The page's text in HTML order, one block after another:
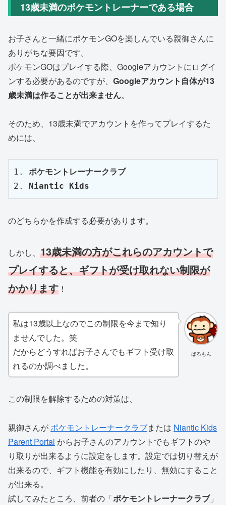
13歳未満のポケモントレーナーである場合
お子さんと一緒にポケモンGOを楽しんでいる親御さんに
ありがちな要因です。
ポケモンGOはプレイする際、Googleアカウントにログイ
ンする必要があるのですが、 Googleアカウント自体が13
歳未満は作ることが出来ません。
そのため、13歳未満でアカウントを作ってプレイするた
めには、
1. ポケモントレーナークラブ
2.
Niantic Kids
のどちらかを作成する必要があります。
しかし、 13歳未満の方がこれらのアカウントで
プレイすると、ギフトが受け取れない制限が
かかります ！
ばるもん
私は13歳以上なのでこの制限を今まで知り
ませんでした。笑
だからどうすればお子さんでもギフト受け取
れるのか調べました。
この制限を解除するための対策は、
親御さんがポケモントレーナークラブまたは Niantic Kids
Parent Portal からお子さんのアカウントでもギフトのや
り取りが出来るように設定をします。設定では切り替えが
出来るので、ギフト機能を有効にしたり、無効にすること
が出来る。
試してみたところ、前者の「ポケモントレーナークラブ」